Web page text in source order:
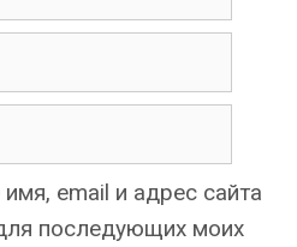
email и адрес сайта
последующих моих